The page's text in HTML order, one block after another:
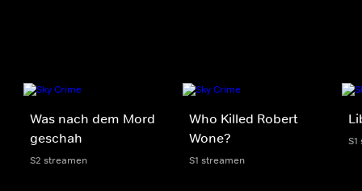
Was nach dem Mord
geschah
S2 streamen
Who Killed Robert
Wone?
S1 streamen